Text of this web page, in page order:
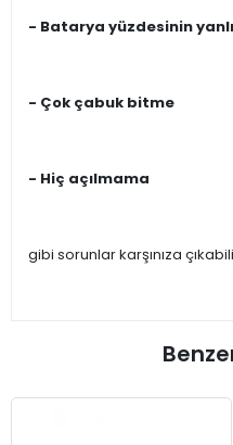
- Batarya yüzdesinin
- Çok çabuk bitme
- Hiç açılmama
gibi sorunlar karşınıza